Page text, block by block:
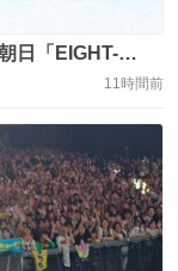
JAM FES 特
11時間前